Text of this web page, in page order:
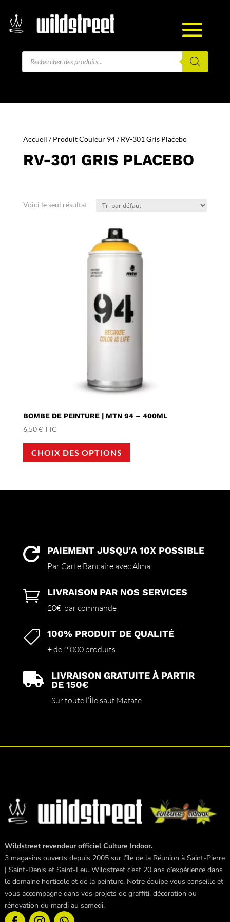
Recherche
Accueil / Produit Couleur 94 / RV-301 Gris Placebo
RV-301 GRIS PLACEBO
Voici le seul résultat
BOMBE DE PEINTURE | MTN 94 – 400ML
6,50€TTC
CHOIX DES OPTIONS
a
choisies
la
du
 PAIEMENT JUSQU'A 10X POSSIBLE
Par Carte Bancaire avec Alma
 LIVRAISON PAR NOS SERVICES
20€ par commande
 100% PRODUIT DE QUALITÉ
+ de 2’000 produits

LIVRAISON GRATUITE À PARTIR
DE 150€
Sur toute l’Île sauf Mafate
Wildstreet revendeur officiel Culture Indoor.
3 magasins ouverts depuis 2005 sur l’île de la Réunion à Saint-Pierre
| Saint-Denis et Saint-Leu. Wildstreet c’est 20 ans d’expérience dans
le domaine horticole et de la peinture. Notre équipe vous conseille et
vous accompagne dans vos projets de graffiti, décoration ou
rénovation du mardi au samedi.